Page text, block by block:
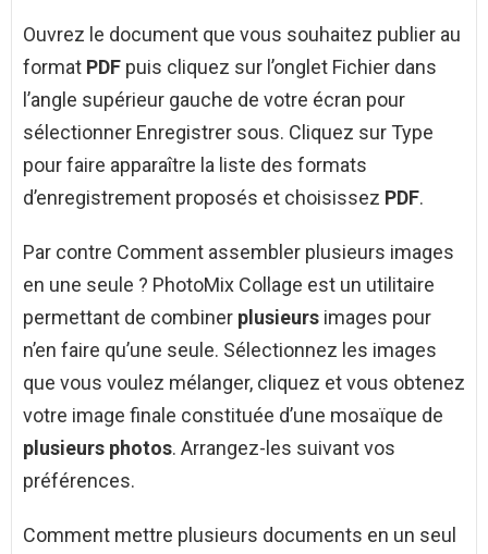
Ouvrez le document que vous souhaitez publier au
format PDF puis cliquez sur l’onglet Fichier dans
l’angle supérieur gauche de votre écran pour
sélectionner Enregistrer sous. Cliquez sur Type
pour faire apparaître la liste des formats
d’enregistrement proposés et choisissez PDF.
Par contre Comment assembler plusieurs images
en une seule ? PhotoMix Collage est un utilitaire
permettant de combiner plusieurs images pour
n’en faire qu’une seule. Sélectionnez les images
que vous voulez mélanger, cliquez et vous obtenez
votre image finale constituée d’une mosaïque de
plusieurs photos. Arrangez-les suivant vos
préférences.
Comment mettre plusieurs documents en un seul